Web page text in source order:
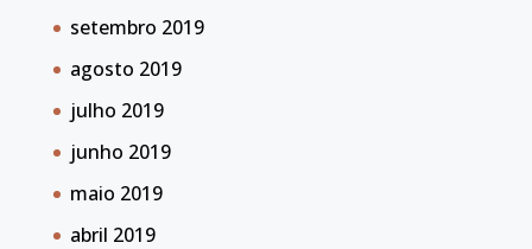
setembro 2019
agosto 2019
julho 2019
junho 2019
maio 2019
abril 2019